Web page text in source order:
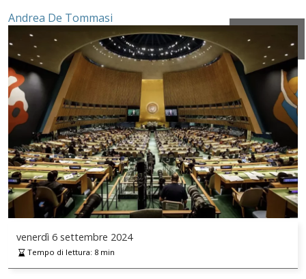
Andrea De Tommasi
venerdì 6 settembre 2024
Tempo di lettura: 8min